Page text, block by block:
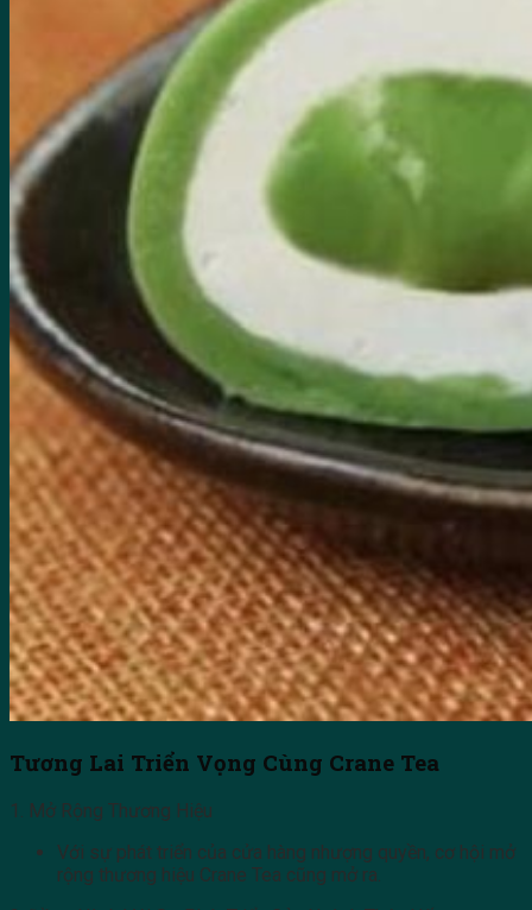
Tương Lai Triển Vọng Cùng Crane Tea
1. Mở Rộng Thương Hiệu
Với sự phát triển của cửa hàng nhượng quyền, cơ hội mở
rộng thương hiệu Crane Tea cũng mở ra.